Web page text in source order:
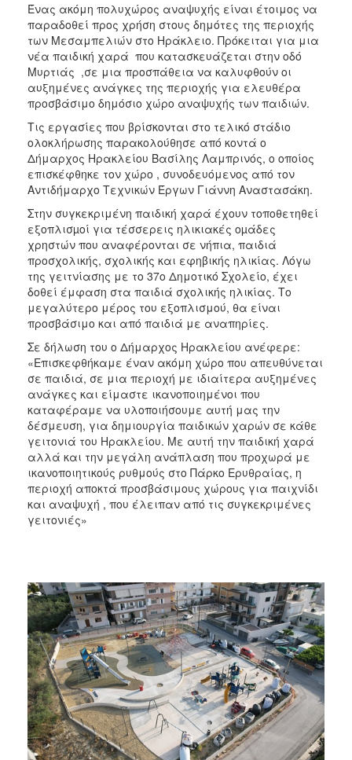
ΤΟΠΟΣ
ΠΟΛΙΤΙΣΜΟΣ
ΑΝΘΕΚΤΙΚΗ
Ένας ακόμη πολυχώρος αναψυχής είναι έτοιμος να
παραδοθεί προς χρήση στους δημότες της περιοχής
των Μεσαμπελιών στο Ηράκλειο. Πρόκειται για μια
νέα παιδική χαρά που κατασκευάζεται στην οδό
Μυρτιάς ,σε μια προσπάθεια να καλυφθούν οι
αυξημένες ανάγκες της περιοχής για ελευθέρα
προσβάσιμο δημόσιο χώρο αναψυχής των παιδιών.
Τις εργασίες που βρίσκονται στο τελικό στάδιο
ολοκλήρωσης παρακολούθησε από κοντά ο
Δήμαρχος Ηρακλείου Βασίλης Λαμπρινός, ο οποίος
επισκέφθηκε τον χώρο , συνοδευόμενος από τον
Αντιδήμαρχο Τεχνικών Έργων Γιάννη Αναστασάκη.
Στην συγκεκριμένη παιδική χαρά έχουν τοποθετηθεί
εξοπλισµοί για τέσσερεις ηλικιακές οµάδες
χρηστών που αναφέρονται σε νήπια, παιδιά
προσχολικής, σχολικής και εφηβικής ηλικίας. Λόγω
της γειτνίασης με το 37ο Δημοτικό Σχολείο, έχει
δοθεί έμφαση στα παιδιά σχολικής ηλικίας. Το
μεγαλύτερο μέρος του εξοπλισμού, θα είναι
προσβάσιμο και από παιδιά με αναπηρίες.
Σε δήλωση του ο Δήμαρχος Ηρακλείου ανέφερε:
«Επισκεφθήκαμε έναν ακόμη χώρο που απευθύνεται
σε παιδιά, σε μια περιοχή με ιδιαίτερα αυξημένες
ανάγκες και είμαστε ικανοποιημένοι που
καταφέραμε να υλοποιήσουμε αυτή μας την
δέσμευση, για δημιουργία παιδικών χαρών σε κάθε
γειτονιά του Ηρακλείου. Με αυτή την παιδική χαρά
αλλά και την μεγάλη ανάπλαση που προχωρά με
ικανοποιητικούς ρυθμούς στο Πάρκο Ερυθραίας, η
περιοχή αποκτά προσβάσιμους χώρους για παιχνίδι
και αναψυχή , που έλειπαν από τις συγκεκριμένες
γειτονιές»